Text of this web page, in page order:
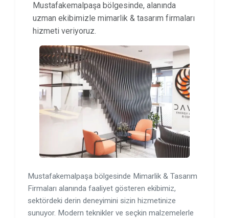
Mustafakemalpaşa bölgesinde, alanında
uzman ekibimizle mimarlik & tasarım firmaları
hizmeti veriyoruz.
Mustafakemalpaşa bölgesinde Mimarlik & Tasarım
Firmaları alanında faaliyet gösteren ekibimiz,
sektördeki derin deneyimini sizin hizmetinize
sunuyor. Modern teknikler ve seçkin malzemelerle